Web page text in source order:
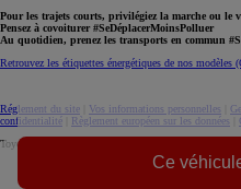
Ce
Pour les trajets courts, privilégiez la marche ou le
Pensez à covoiturer #SeDéplacerMoinsPolluer
Au quotidien, prenez les transports en commun
Retrouvez les étiquettes énergétiques de nos modèles
Réglement du site Vos informations personnelles
confidentialité
Règlement européen sur les données
Toyota. Tous droits réservés. © 2026